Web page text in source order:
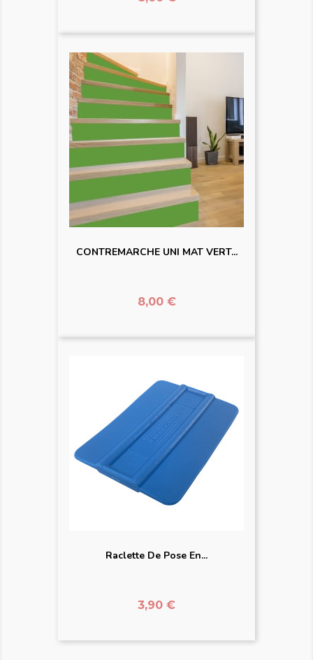
CONTREMARCHE UNI MAT VERT...
Prix
8,00 €
Raclette De Pose En...
Prix
3,90 €